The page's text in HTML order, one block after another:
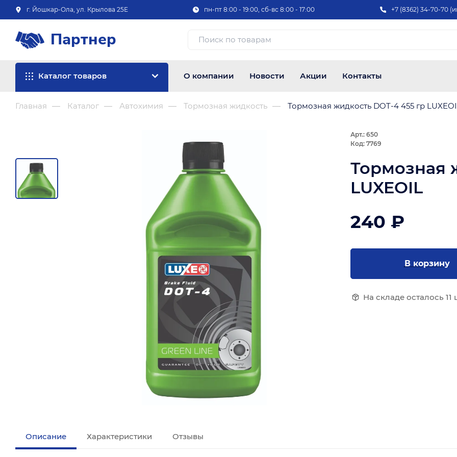
г. Йошкар-Ола, ул. Крылова 25Е пн-пт 8:00 - 19:00, сб-вс 8:00 - 17:00 +7 (8362) 34-70-70
Партнер
Каталог товаров О компании Новости Акции Контакты
Главная Каталог Автохимия Тормозная жидкость Тормозная жидкость DOT-4 455 гр
Арт.: 650
Код: 7769
Тормозная
LUXEOIL
240 ₽
В корзину
На складе осталось 11
Описание Характеристики Отзывы